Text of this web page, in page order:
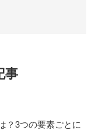
事
？3つの要素ごとに